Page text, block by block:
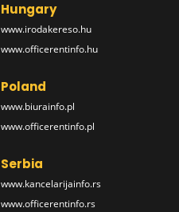
Hungary
www.irodakereso.hu
www.officerentinfo.hu
Poland
www.biurainfo.pl
www.officerentinfo.pl
Serbia
www.kancelarijainfo.rs
www.officerentinfo.rs